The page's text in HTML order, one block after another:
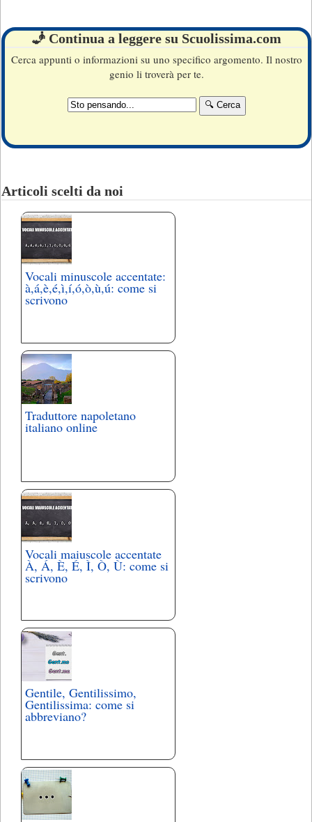
🧞 Continua a leggere su Scuolissima.com
Cerca appunti o informazioni su uno specifico argomento. Il nostro
genio li troverà per te.
Articoli scelti da noi
Vocali minuscole accentate:
à,á,è,é,ì,í,ó,ò,ù,ú: come si
scrivono
Traduttore napoletano
italiano online
Vocali maiuscole accentate
À, Á, È, É, Ì, Ò, Ù: come si
scrivono
Gentile, Gentilissimo,
Gentilissima: come si
abbreviano?